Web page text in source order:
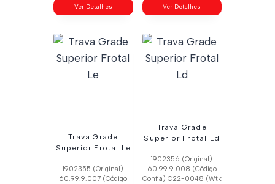
Ver Detalhes Ver Detalhes
Trava Grade
Superior Frotal Le
1902355 (Original)
60.99.9.007 (Código
Trava Grade
Superior Frotal Ld
1902356 (Original)
60.99.9.008 (Código
Confia) C22-0048 (Wtk